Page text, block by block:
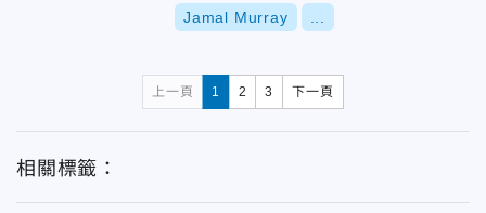
Jamal Murray
上一頁 1 2 3 下一頁
相關標籤：